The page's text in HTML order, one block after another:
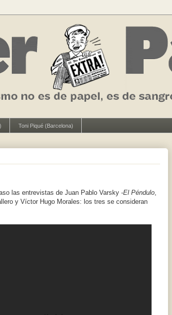
Toni Piqué (Barcelona)
las entrevistas de Juan Pablo Varsky -El Péndulo,
y Víctor Hugo Morales: los tres se consideran